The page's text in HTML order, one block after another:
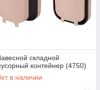
складной
контейнер (4750)
в наличии